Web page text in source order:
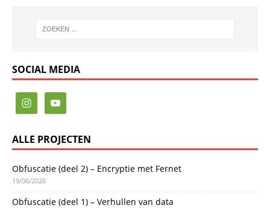
SOCIAL MEDIA
ALLE PROJECTEN
Obfuscatie (deel 2) – Encryptie met Fernet
19/06/2026
Obfuscatie (deel 1) – Verhullen van data